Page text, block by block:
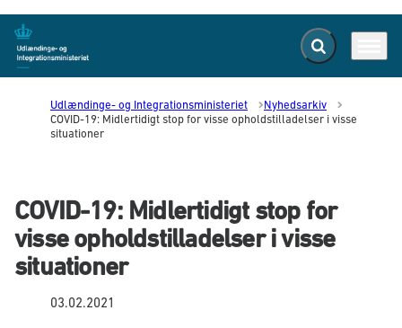
Gå til forsiden Fold søgefelt ud
Udlændinge- og Integrationsministeriet
Nyhedsarkiv
COVID-19: Midlertidigt stop for visse opholdstilladelser i visse
situationer
COVID-19: Midlertidigt stop for
visse opholdstilladelser i visse
situationer
03.02.2021